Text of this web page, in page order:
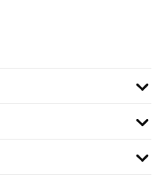
gefallen.